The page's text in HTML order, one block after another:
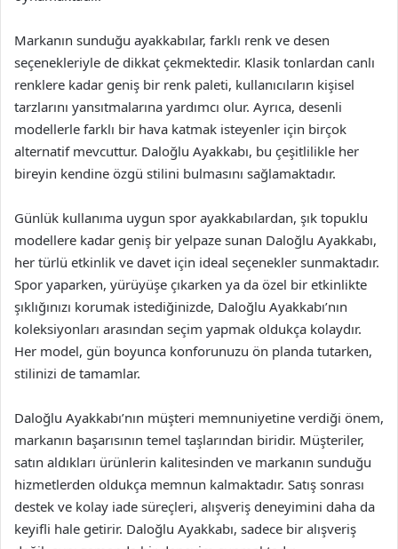
Markanın sunduğu ayakkabılar, farklı renk ve desen
seçenekleriyle de dikkat çekmektedir. Klasik tonlardan canlı
renklere kadar geniş bir renk paleti, kullanıcıların kişisel
tarzlarını yansıtmalarına yardımcı olur. Ayrıca, desenli
modellerle farklı bir hava katmak isteyenler için birçok
alternatif mevcuttur. Daloğlu Ayakkabı, bu çeşitlilikle her
bireyin kendine özgü stilini bulmasını sağlamaktadır.
Günlük kullanıma uygun spor ayakkabılardan, şık topuklu
modellere kadar geniş bir yelpaze sunan Daloğlu Ayakkabı,
her türlü etkinlik ve davet için ideal seçenekler sunmaktadır.
Spor yaparken, yürüyüşe çıkarken ya da özel bir etkinlikte
şıklığınızı korumak istediğinizde, Daloğlu Ayakkabı’nın
koleksiyonları arasından seçim yapmak oldukça kolaydır.
Her model, gün boyunca konforunuzu ön planda tutarken,
stilinizi de tamamlar.
Daloğlu Ayakkabı’nın müşteri memnuniyetine verdiği önem,
markanın başarısının temel taşlarından biridir. Müşteriler,
satın aldıkları ürünlerin kalitesinden ve markanın sunduğu
hizmetlerden oldukça memnun kalmaktadır. Satış sonrası
destek ve kolay iade süreçleri, alışveriş deneyimini daha da
keyifli hale getirir. Daloğlu Ayakkabı, sadece bir alışveriş